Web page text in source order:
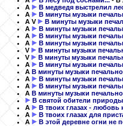
A
В медведя выстрелил
A
В минуты музыки
A V В минуты музыки
A
В минуты музыки
A
В минуты музыки
A
В минуты музыки
V
В минуты музыки
V
В минуты музыки
A
В минуты музыки
A В минуты музыки
A
В минуты музыки
A
В минуты музыки
A В минуты музыки
В святой обители
A
В твоих глазах - любовь
A
В твоих глазах для
A
В этой деревне огни не